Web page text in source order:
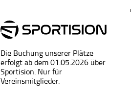
Die Buchung unserer Plätze
erfolgt ab dem 01.05.2026 über
Sportision. Nur für
Vereinsmitglieder.